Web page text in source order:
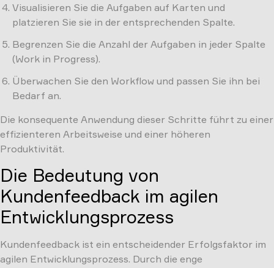
Visualisieren Sie die Aufgaben auf Karten und
platzieren Sie sie in der entsprechenden Spalte.
Begrenzen Sie die Anzahl der Aufgaben in jeder Spalte
(Work in Progress).
Überwachen Sie den Workflow und passen Sie ihn bei
Bedarf an.
Die konsequente Anwendung dieser Schritte führt zu einer
effizienteren Arbeitsweise und einer höheren
Produktivität.
Die Bedeutung von
Kundenfeedback im agilen
Entwicklungsprozess
Kundenfeedback ist ein entscheidender Erfolgsfaktor im
agilen Entwicklungsprozess. Durch die enge